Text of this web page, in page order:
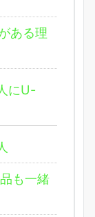
ある理
にU-
も一緒